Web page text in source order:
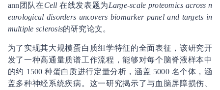
ann团队在Cell在线发表题为Large-scale proteomics across n
eurological disorders uncovers biomarker panel and targets in
multiple sclerosis的研究论文。
为了实现其大规模蛋白质组学特征的全面表征，该研究开
发了一种高通量质谱工作流程，能够对每个脑脊液样本中
的约 1500 种蛋白质进行定量分析，涵盖 5000 名个体，涵
盖多种神经系统疾病。这一研究揭示了与血脑屏障损伤、